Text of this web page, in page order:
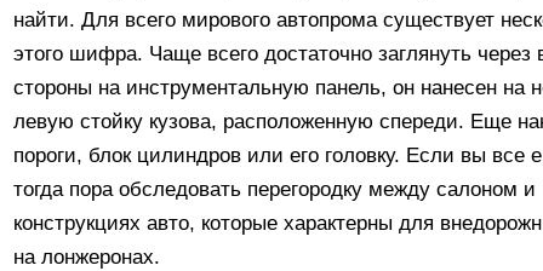
найти. Для всего мирового автопрома существует
этого шифра. Чаще всего достаточно заглянуть через
стороны на инструментальную панель, он нанесен на
левую стойку кузова, расположенную спереди. Еще
пороги, блок цилиндров или его головку. Если вы
тогда пора обследовать перегородку между салоном
конструкциях авто, которые характерны для
на лонжеронах.